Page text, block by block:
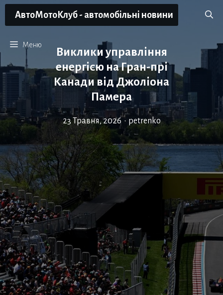
Перейти
АвтоМотоКлуб - автомобільні новини
Меню
Виклики управління
енергією на Гран-прі
Канади від Джоліона
Памера
23 Травня, 2026 • petrenko